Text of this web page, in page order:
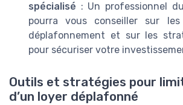
spécialisé : Un professionnel
pourra vous conseiller sur
déplafonnement et sur les
pour sécuriser votre
Outils et stratégies pour
d’un loyer déplafonné